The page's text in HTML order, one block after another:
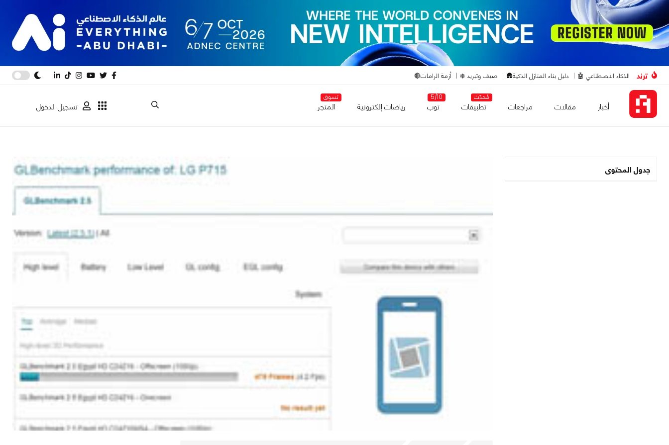
ترند الذكاء الاصطناعي 🤖 دليل بناء المنازل الذكية🛖 صيف وتبريد ❄️ أزمة الرامات🔴
أخبار مقالات مراجعات
مُحدّث
تطبيقات
5/10
توب رياضات إلكترونية
تسوق
المتجر تسجيل الدخول
جدول المحتوى